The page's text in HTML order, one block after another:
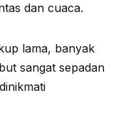
dan cuaca.
lama, banyak
sangat sepadan